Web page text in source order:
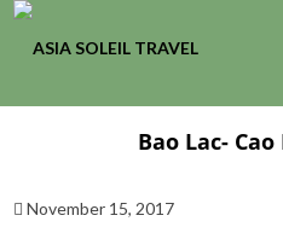
Bao Lac-
November 15, 2017